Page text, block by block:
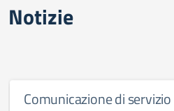
Notizie
Comunicazione di servizio